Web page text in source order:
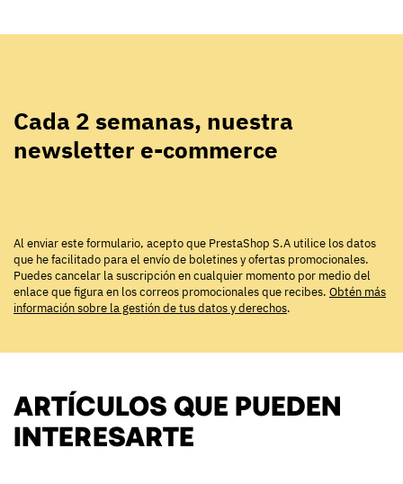
Cada 2 semanas, nuestra
newsletter e-commerce
Al enviar este formulario, acepto que PrestaShop S.A utilice los datos
que he facilitado para el envío de boletines y ofertas promocionales.
Puedes cancelar la suscripción en cualquier momento por medio del
enlace que figura en los correos promocionales que recibes. Obtén más
información sobre la gestión de tus datos y derechos.
ARTÍCULOS QUE PUEDEN
INTERESARTE